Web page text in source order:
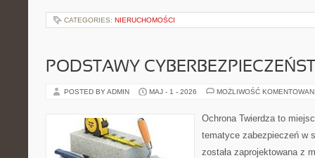
CATEGORIES: NIERUCHOMOŚCI
PODSTAWY
POSTED BY ADMIN MAJ - 1 - 2026 MOŻLIWOŚĆ
Ochrona Twierdza to
tematyce zabezpieczeń w
została zaprojektowana z